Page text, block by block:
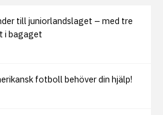
till juniorlandslaget – med tre
i bagaget
fotboll behöver din hjälp!